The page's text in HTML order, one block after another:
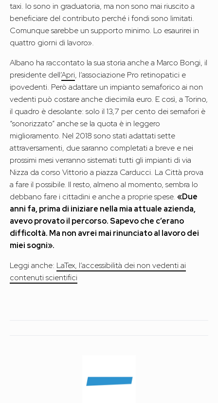
taxi. Io sono in graduatoria, ma non sono mai riuscito a
beneficiare del contributo perché i fondi sono limitati.
Comunque sarebbe un supporto minimo. Lo esaurirei in
quattro giorni di lavoro».
Albano ha raccontato la sua storia anche a Marco Bongi, il
presidente dell’Apri, l’associazione Pro retinopatici e
ipovedenti. Però adattare un impianto semaforico ai non
vedenti può costare anche diecimila euro. E così, a Torino,
il quadro è desolante: solo il 13,7 per cento dei semafori è
“sonorizzato” anche se la quota è in leggero
miglioramento. Nel 2018 sono stati adattati sette
attraversamenti, due saranno completati a breve e nei
prossimi mesi verranno sistemati tutti gli impianti di via
Nizza da corso Vittorio a piazza Carducci. La Città prova
a fare il possibile. Il resto, almeno al momento, sembra lo
debbano fare i cittadini e anche a proprie spese. «Due
anni fa, prima di iniziare nella mia attuale azienda,
avevo provato il percorso. Sapevo che c’erano
difficoltà. Ma non avrei mai rinunciato al lavoro dei
miei sogni».
Leggi anche: LaTex, l’accessibilità dei non vedenti ai
contenuti scientifici